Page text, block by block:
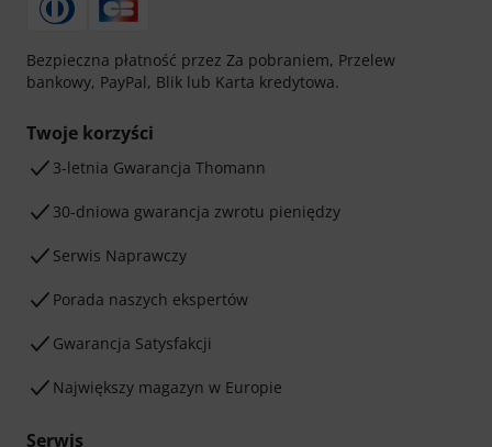
Bezpieczna płatność przez Za pobraniem, Przelew
bankowy, PayPal, Blik lub Karta kredytowa.
Twoje korzyści
3-letnia Gwarancja Thomann
30-dniowa gwarancja zwrotu pieniędzy
Serwis Naprawczy
Porada naszych ekspertów
Gwarancja Satysfakcji
Największy magazyn w Europie
Serwis